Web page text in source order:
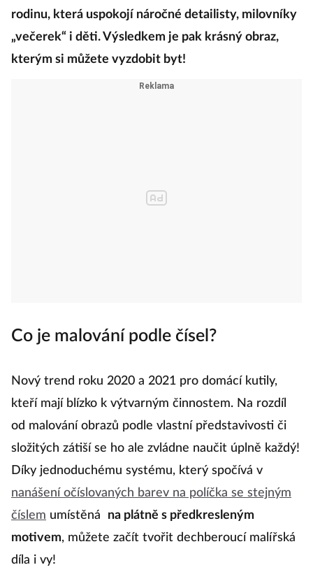
rodinu, která uspokojí náročné detailisty, milovníky
„večerek“ i děti. Výsledkem je pak krásný obraz,
kterým si můžete vyzdobit byt!
Co je malování podle čísel?
Nový trend roku 2020 a 2021 pro domácí kutily,
kteří mají blízko k výtvarným činnostem. Na rozdíl
od malování obrazů podle vlastní představivosti či
složitých zátiší se ho ale zvládne naučit úplně každý!
Díky jednoduchému systému, který spočívá v
nanášení očíslovaných barev na políčka se stejným
číslem umístěná
na plátně s předkresleným
motivem, můžete začít tvořit dechberoucí malířská
díla i vy!